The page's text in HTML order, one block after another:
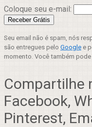
Coloque seu e-mail:
Seu email não é spam, nós
são entregues pelo Google e
momento. Você também pode
Compartilhe
Facebook,
Pinterest,